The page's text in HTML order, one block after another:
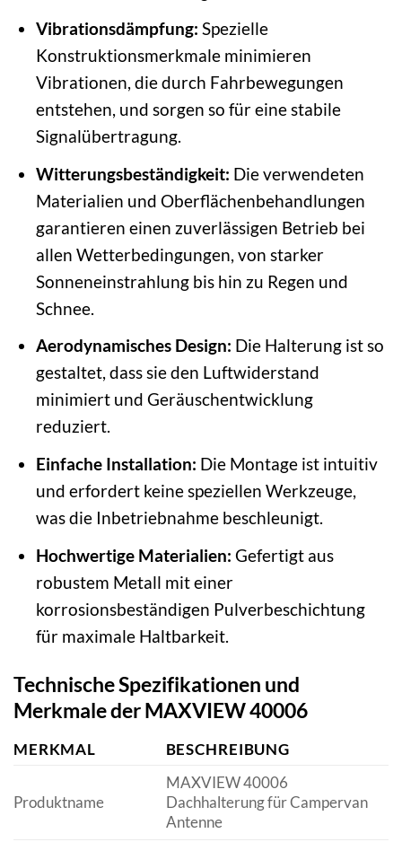
Vibrationsdämpfung: Spezielle
Konstruktionsmerkmale minimieren
Vibrationen, die durch Fahrbewegungen
entstehen, und sorgen so für eine stabile
Signalübertragung.
Witterungsbeständigkeit: Die verwendeten
Materialien und Oberflächenbehandlungen
garantieren einen zuverlässigen Betrieb bei
allen Wetterbedingungen, von starker
Sonneneinstrahlung bis hin zu Regen und
Schnee.
Aerodynamisches Design: Die Halterung ist so
gestaltet, dass sie den Luftwiderstand
minimiert und Geräuschentwicklung
reduziert.
Einfache Installation: Die Montage ist intuitiv
und erfordert keine speziellen Werkzeuge,
was die Inbetriebnahme beschleunigt.
Hochwertige Materialien: Gefertigt aus
robustem Metall mit einer
korrosionsbeständigen Pulverbeschichtung
für maximale Haltbarkeit.
Technische Spezifikationen und
Merkmale der MAXVIEW 40006
MERKMAL BESCHREIBUNG
Produktname
MAXVIEW 40006
Dachhalterung für Campervan
Antenne